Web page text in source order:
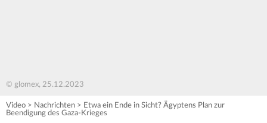
© glomex, 25.12.2023
Video > Nachrichten > Etwa ein Ende in Sicht? Ägyptens Plan zur
Beendigung des Gaza-Krieges